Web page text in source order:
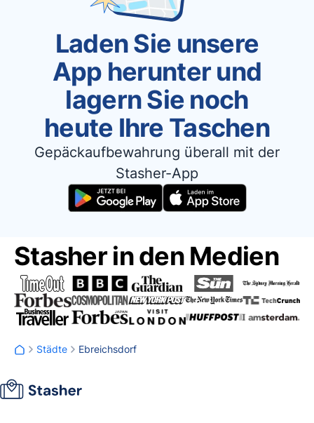
Laden Sie unsere
App herunter und
lagern Sie noch
heute Ihre Taschen
Gepäckaufbewahrung überall mit der
Stasher-App
Stasher in den Medien
Städte Ebreichsdorf